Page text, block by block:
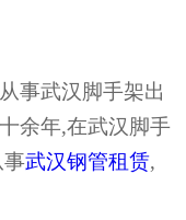
事武汉脚手架出
余年,在武汉脚手
事武汉钢管租赁,